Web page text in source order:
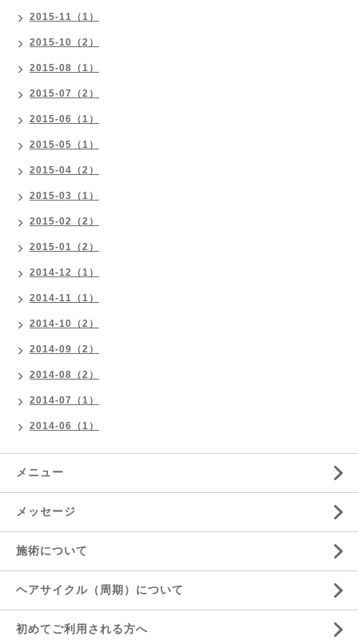
2015-11（1）
2015-10（2）
2015-08（1）
2015-07（2）
2015-06（1）
2015-05（1）
2015-04（2）
2015-03（1）
2015-02（2）
2015-01（2）
2014-12（1）
2014-11（1）
2014-10（2）
2014-09（2）
2014-08（2）
2014-07（1）
2014-06（1）
メニュー
メッセージ
施術について
ヘアサイクル（周期）について
初めてご利用される方へ